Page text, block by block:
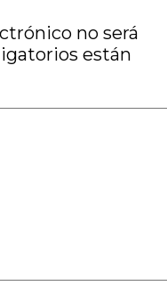
no será
están